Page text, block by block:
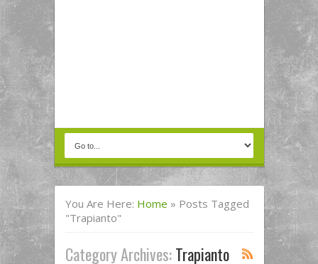
You Are Here: Home » Posts Tagged
"trapianto"
Category Archives:Trapianto